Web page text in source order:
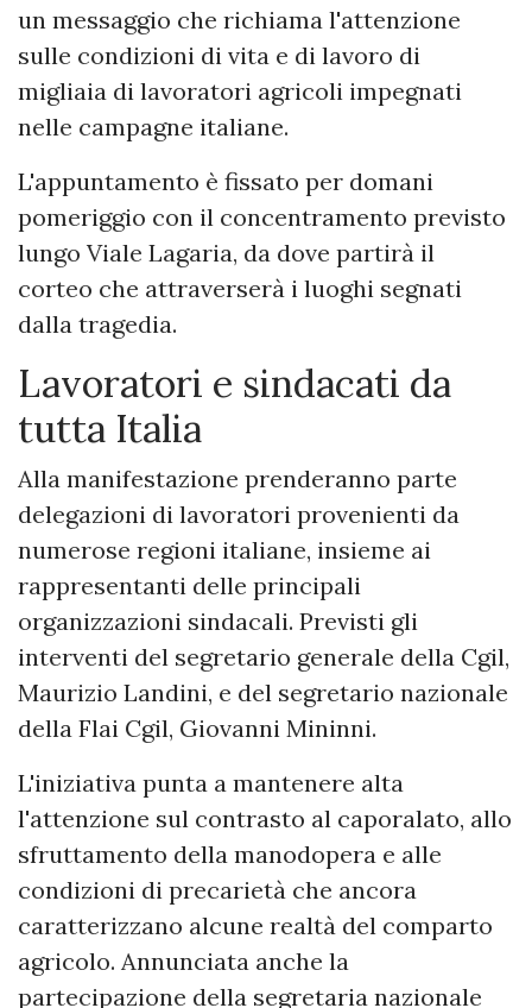
un messaggio che richiama l'attenzione
sulle condizioni di vita e di lavoro di
migliaia di lavoratori agricoli impegnati
nelle campagne italiane.
L'appuntamento è fissato per domani
pomeriggio con il concentramento previsto
lungo Viale Lagaria, da dove partirà il
corteo che attraverserà i luoghi segnati
dalla tragedia.
Lavoratori e sindacati da
tutta Italia
Alla manifestazione prenderanno parte
delegazioni di lavoratori provenienti da
numerose regioni italiane, insieme ai
rappresentanti delle principali
organizzazioni sindacali. Previsti gli
interventi del segretario generale della Cgil,
Maurizio Landini, e del segretario nazionale
della Flai Cgil, Giovanni Mininni.
L'iniziativa punta a mantenere alta
l'attenzione sul contrasto al caporalato, allo
sfruttamento della manodopera e alle
condizioni di precarietà che ancora
caratterizzano alcune realtà del comparto
agricolo. Annunciata anche la
partecipazione della segretaria nazionale